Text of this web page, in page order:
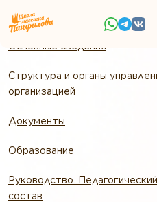
Основные сведения
Структура и органы
организацией
Документы
Образование
Руководство.
состав